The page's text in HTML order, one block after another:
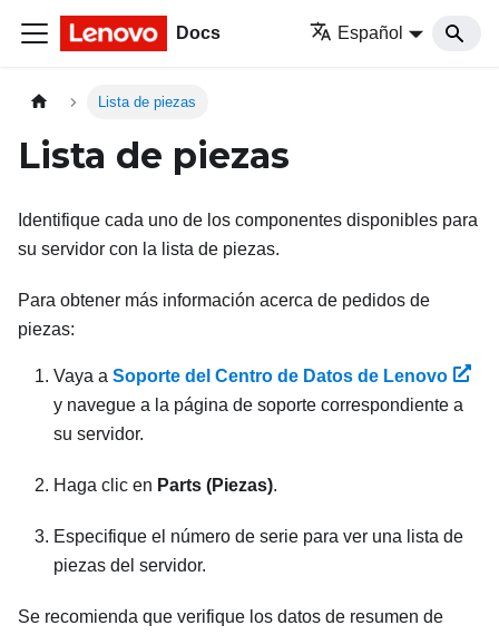
Docs Español
Lista de piezas
Lista de piezas
Identifique cada uno de los componentes disponibles para
su servidor con la lista de piezas.
Para obtener más información acerca de pedidos de
piezas:
Vaya a Soporte del Centro de Datos de Lenovo
y navegue a la página de soporte correspondiente a
su servidor.
Haga clic en Parts (Piezas).
Especifique el número de serie para ver una lista de
piezas del servidor.
Se recomienda que verifique los datos de resumen de